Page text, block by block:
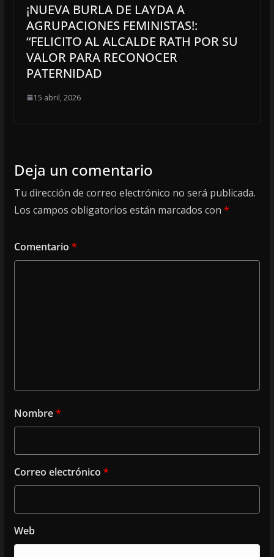
¡NUEVA BURLA DE LAYDA A
AGRUPACIONES FEMINISTAS!:
“FELICITO AL ALCALDE RATH POR SU
VALOR PARA RECONOCER
PATERNIDAD
15 abril, 2026
Deja un comentario
Tu dirección de correo electrónico no será publicada.
Los campos obligatorios están marcados con *
Comentario *
Nombre*
Correo electrónico *
Web